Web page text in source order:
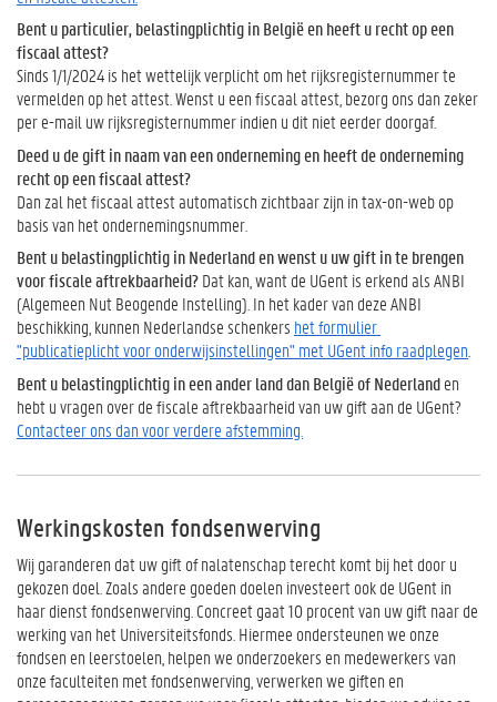
Bent u particulier, belastingplichtig in België en heeft u recht op een
fiscaal attest?
Sinds 1/1/2024 is het wettelijk verplicht om het rijksregisternummer te
vermelden op het attest. Wenst u een fiscaal attest, bezorg ons dan zeker
per e-mail uw rijksregisternummer indien u dit niet eerder doorgaf.
Deed u de gift in naam van een onderneming en heeft de onderneming
recht op een fiscaal attest?
Dan zal het fiscaal attest automatisch zichtbaar zijn in tax-on-web op
basis van het ondernemingsnummer.
Bent u belastingplichtig in Nederland en wenst u uw gift in te brengen
voor fiscale aftrekbaarheid?Dat kan, want de UGent is erkend als ANBI
(Algemeen Nut Beogende Instelling). In het kader van deze ANBI
beschikking, kunnen Nederlandse schenkers het formulier
"publicatieplicht voor onderwijsinstellingen" met UGent info raadplegen
Bent u belastingplichtig in een ander land dan België of Nederlanden
hebt u vragen over de fiscale aftrekbaarheid van uw gift aan de UGent?
Contacteer ons dan voor verdere afstemming.
Werkingskosten fondsenwerving
Wij garanderen dat uw gift of nalatenschap terecht komt bij het door u
gekozen doel. Zoals andere goeden doelen investeert ook de UGent in
haar dienst fondsenwerving. Concreet gaat10 procent van uw giftnaarde
werking van hetUniversiteitsfonds. Hiermee ondersteunen we onze
fondsen en leerstoelen, helpen we onderzoekers en medewerkers van
onze faculteiten met fondsenwerving , verwerken we giften en